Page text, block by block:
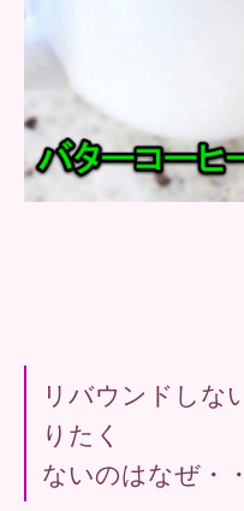
リバウンドしな
りたく
ないのはなぜ・